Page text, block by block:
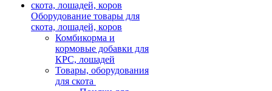
Оборудование товары для
скота, лошадей, коров
Комбикорма и
кормовые добавки для
КРС, лошадей
Товары, оборудования
для скота